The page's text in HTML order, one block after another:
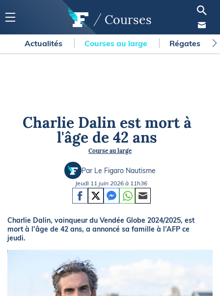
Courses
Actualités Courses au large Régates
Charlie Dalin est mort à
l'âge de 42 ans
Course au large
Par Le Figaro Nautisme
Jeudi 11 juin 2026 à 11h36
Charlie Dalin, vainqueur du Vendée Globe 2024/2025, est
mort à l’âge de 42 ans, a annoncé sa famille à l’AFP ce
jeudi.